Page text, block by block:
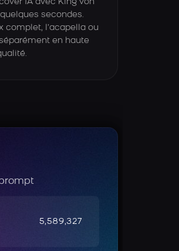
IA avec King von
secondes.
complet, l’acapella ou
en haute
5,589,327